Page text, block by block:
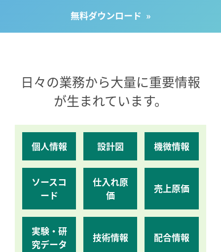
無料ダウンロード
日々の業務から大量に重要情報
が生まれています。
個人情報 設計図 機微情報
ソースコ
ード
仕入れ原
価
売上原価
実験・研
究データ
技術情報 配合情報